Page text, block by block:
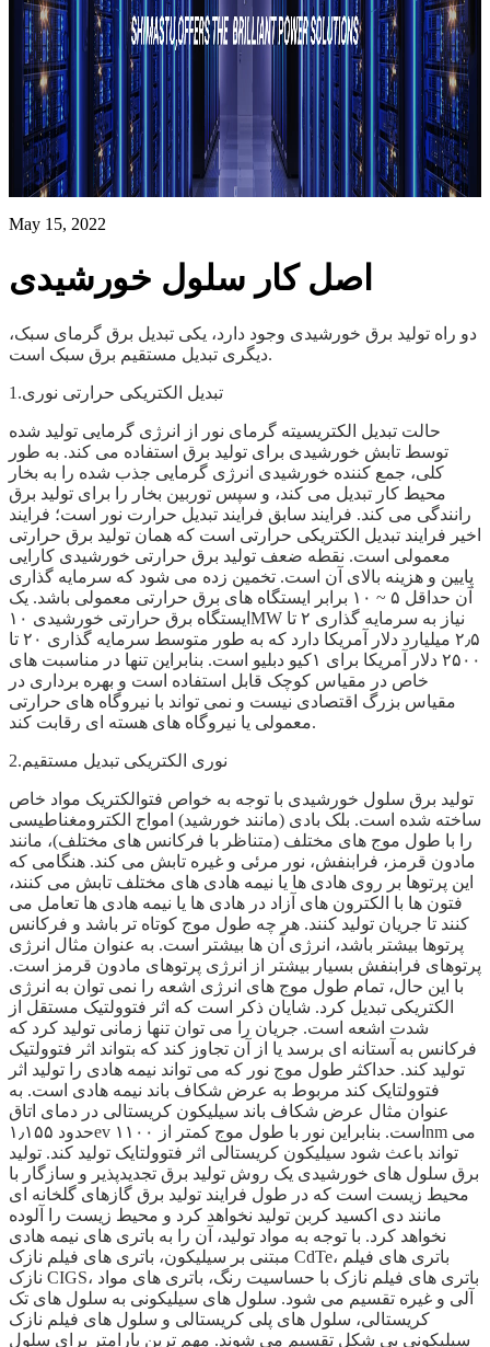
May 15, 2022
اصل کار سلول خورشیدی
دو راه تولید برق خورشیدی وجود دارد، یکی تبدیل برق گرمای سبک،
دیگری تبدیل مستقیم برق سبک است.
1.تبدیل الکتریکی حرارتی نوری
حالت تبدیل الکتریسیته گرمای نور از انرژی گرمایی تولید شده
توسط تابش خورشیدی برای تولید برق استفاده می کند. به طور
کلی، جمع کننده خورشیدی انرژی گرمایی جذب شده را به بخار
محیط کار تبدیل می کند، و سپس توربین بخار را برای تولید برق
رانندگی می کند. فرایند سابق فرایند تبدیل حرارت نور است؛ فرایند
اخیر فرایند تبدیل الکتریکی حرارتی است که همان تولید برق حرارتی
معمولی است. نقطه ضعف تولید برق حرارتی خورشیدی کارایی
پایین و هزینه بالای آن است. تخمین زده می شود که سرمایه گذاری
آن حداقل ۵ ~ ۱۰ برابر ایستگاه های برق حرارتی معمولی باشد. یک
ایستگاه برق حرارتی خورشیدی ۱۰MW نیاز به سرمایه گذاری ۲ تا
۲٫۵ میلیارد دلار آمریکا دارد که به طور متوسط سرمایه گذاری ۲۰ تا
۲۵۰۰ دلار آمریکا برای ۱کیو دبلیو است. بنابراین تنها در مناسبت های
خاص در مقیاس کوچک قابل استفاده است و بهره برداری در
مقیاس بزرگ اقتصادی نیست و نمی تواند با نیروگاه های حرارتی
معمولی یا نیروگاه های هسته ای رقابت کند.
2.نوری الکتریکی تبدیل مستقیم
تولید برق سلول خورشیدی با توجه به خواص فتوالکتریک مواد خاص
ساخته شده است. بلک بادی (مانند خورشید) امواج الکترومغناطیسی
را با طول موج های مختلف (متناظر با فرکانس های مختلف)، مانند
مادون قرمز، فرابنفش، نور مرئی و غیره تابش می کند. هنگامی که
این پرتوها بر روی هادی ها یا نیمه هادی های مختلف تابش می کنند،
فتون ها با الکترون های آزاد در هادی ها یا نیمه هادی ها تعامل می
کنند تا جریان تولید کنند. هر چه طول موج کوتاه تر باشد و فرکانس
پرتوها بیشتر باشد، انرژی آن ها بیشتر است. به عنوان مثال انرژی
پرتوهای فرابنفش بسیار بیشتر از انرژی پرتوهای مادون قرمز است.
با این حال، تمام طول موج های انرژی اشعه را نمی توان به انرژی
الکتریکی تبدیل کرد. شایان ذکر است که اثر فتوولتیک مستقل از
شدت اشعه است. جریان را می توان تنها زمانی تولید کرد که
فرکانس به آستانه ای برسد یا از آن تجاوز کند که بتواند اثر فتوولتیک
تولید کند. حداکثر طول موج نور که می تواند نیمه هادی را تولید اثر
فتوولتایک کند مربوط به عرض شکاف باند نیمه هادی است. به
عنوان مثال عرض شکاف باند سیلیکون کریستالی در دمای اتاق
حدود ۱٫۱۵۵ev است. بنابراین نور با طول موج کمتر از ۱۱۰۰nm می
تواند باعث شود سیلیکون کریستالی اثر فتوولتایک تولید کند. تولید
برق سلول های خورشیدی یک روش تولید برق تجدیدپذیر و سازگار با
محیط زیست است که در طول فرایند تولید برق گازهای گلخانه ای
مانند دی اکسید کربن تولید نخواهد کرد و محیط زیست را آلوده
نخواهد کرد. با توجه به مواد تولید، آن را به باتری های نیمه هادی
مبتنی بر سیلیکون، باتری های فیلم نازک CdTe، باتری های فیلم
نازک CIGS، باتری های فیلم نازک با حساسیت رنگ، باتری های مواد
آلی و غیره تقسیم می شود. سلول های سیلیکونی به سلول های تک
کریستالی، سلول های پلی کریستالی و سلول های فیلم نازک
سیلیکونی بی شکل تقسیم می شوند. مهم ترین پارامتر برای سلول